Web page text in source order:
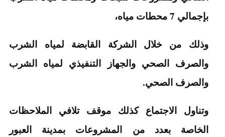
بإجمالي 7 محطات مياه،
وذلك من خلال الشركة القابضة لمياه الشرب
والصرف الصحي والجهاز التنفيذي لمياه الشرب
والصرف الصحي.
وتناول الاجتماع كذلك موقف تلافي الملاحظات
الخاصة بعدد من المشروعات بمدينة العبور